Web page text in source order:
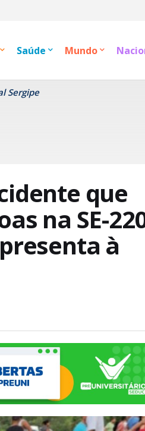
Saúde Mundo
que
na SE-
à